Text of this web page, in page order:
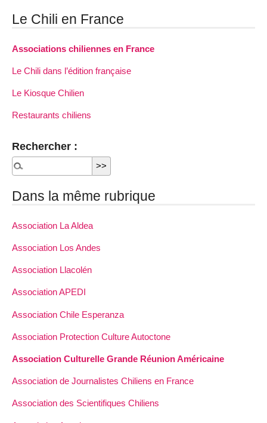
Le Chili en France
Associations chiliennes en France
Le Chili dans l’édition française
Le Kiosque Chilien
Restaurants chiliens
Rechercher :
Dans la même rubrique
Association La Aldea
Association Los Andes
Association Llacolén
Association APEDI
Association Chile Esperanza
Association Protection Culture Autoctone
Association Culturelle Grande Réunion Américaine
Association de Journalistes Chiliens en France
Association des Scientifiques Chiliens